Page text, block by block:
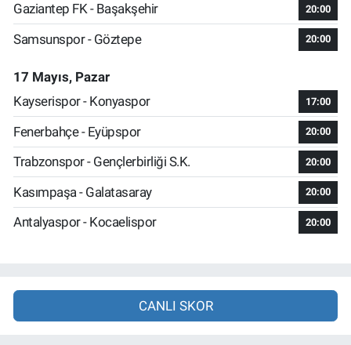
Gaziantep FK - Başakşehir 20:00
Samsunspor - Göztepe 20:00
17 Mayıs, Pazar
Kayserispor - Konyaspor
17:00
Fenerbahçe - Eyüpspor 20:00
Trabzonspor - Gençlerbirliği S.K. 20:00
Kasımpaşa - Galatasaray 20:00
Antalyaspor - Kocaelispor 20:00
CANLI SKOR